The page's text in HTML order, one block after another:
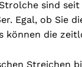
sind
Egal, ob Sie
können die
Streichen